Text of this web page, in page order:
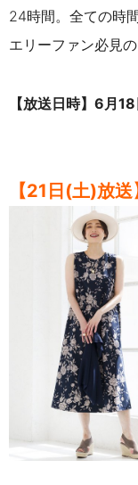
24時間。全ての時
エリーファン必見の
【放送日時】6月
【21日(土)放